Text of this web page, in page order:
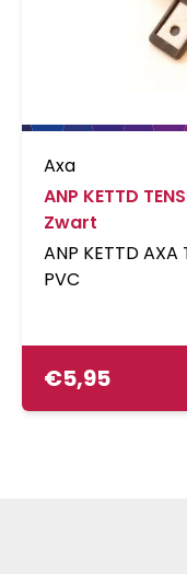
Axa
ANP KETTD
Zwart
ANP KETTD AXA
PVC
€5,95